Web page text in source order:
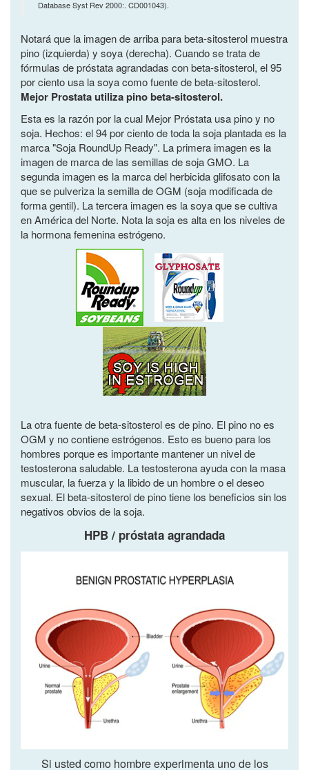
Database Syst Rev 2000:. CD001043).
Notará que la imagen de arriba para beta-sitosterol muestra
pino (izquierda) y soya (derecha). Cuando se trata de
fórmulas de próstata agrandadas con beta-sitosterol, el 95
por ciento usa la soya como fuente de beta-sitosterol.
Mejor Prostata utiliza pino beta-sitosterol.
Esta es la razón por la cual Mejor Próstata usa pino y no
soja. Hechos: el 94 por ciento de toda la soja plantada es la
marca "Soja RoundUp Ready". La primera imagen es la
imagen de marca de las semillas de soja GMO. La
segunda imagen es la marca del herbicida glifosato con la
que se pulveriza la semilla de OGM (soja modificada de
forma gentil). La tercera imagen es la soya que se cultiva
en América del Norte. Nota la soja es alta en los niveles de
la hormona femenina estrógeno.
La otra fuente de beta-sitosterol es de pino. El pino no es
OGM y no contiene estrógenos. Esto es bueno para los
hombres porque es importante mantener un nivel de
testosterona saludable. La testosterona ayuda con la masa
muscular, la fuerza y ​​la libido de un hombre o el deseo
sexual. El beta-sitosterol de pino tiene los beneficios sin los
negativos obvios de la soja.
HPB / próstata agrandada
Si usted como hombre experimenta uno de los